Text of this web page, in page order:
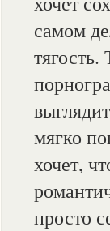
самом
мягко
хочет,
просто